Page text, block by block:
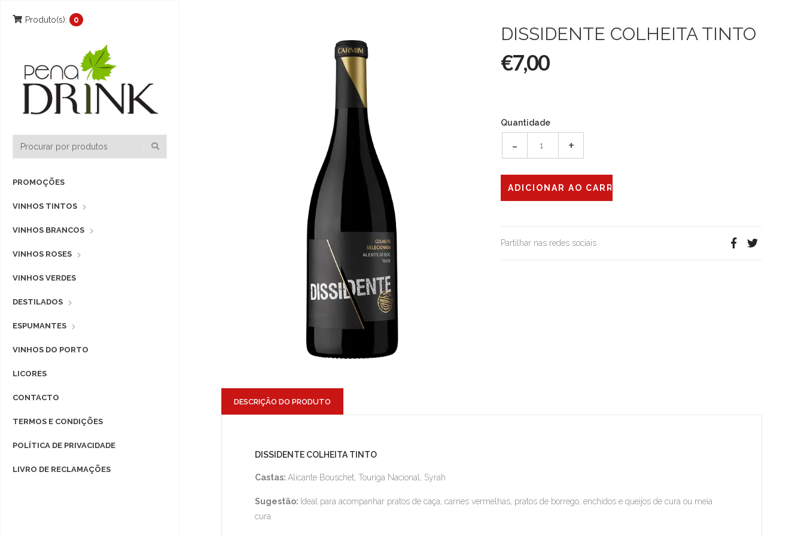
Produto(s): 0
PROMOÇÕES
VINHOS TINTOS
VINHOS BRANCOS
VINHOS ROSES
VINHOS VERDES
DESTILADOS
ESPUMANTES
VINHOS DO PORTO
LICORES
CONTACTO
TERMOS E CONDIÇÕES
POLÍTICA DE PRIVACIDADE
LIVRO DE RECLAMAÇÕES
DISSIDENTE COLHEITA TINTO
€7,00
Quantidade
- +
Partilhar nas redes sociais
DESCRIÇÃO DO PRODUTO
DISSIDENTE COLHEITA TINTO
Castas: Alicante Bouschet, Touriga Nacional, Syrah
Sugestão: Ideal para acompanhar pratos de caça, carnes vermelhas, pratos de borrego, enchidos e queijos de cura ou meia
cura.